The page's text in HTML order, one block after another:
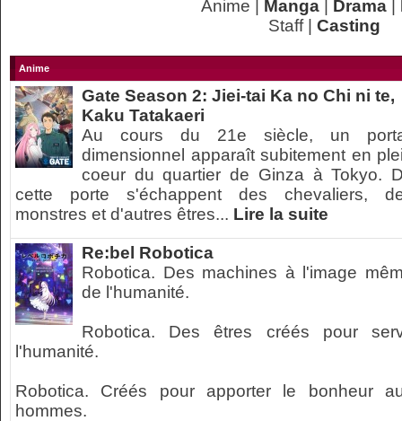
Anime | Manga| Drama|
Staff | Casting
Anime
Gate Season 2: Jiei-tai Ka no Chi ni te,
Kaku Tatakaeri
Au cours du 21e siècle, un
dimensionnel apparaît subitement en
coeur du quartier de Ginza à Tokyo.
cette porte s'échappent des chevaliers,
monstres et d'autres êtres... Lire la suite
Re:bel Robotica
Robotica. Des machines à l'image
de l'humanité.
Robotica. Des êtres créés pour
l'humanité.
Robotica. Créés pour apporter le bonheur
hommes.